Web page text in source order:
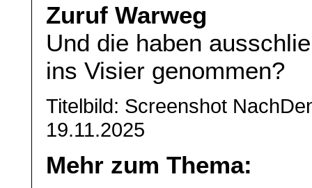
Zuruf Warweg
Und die haben
ins Visier genommen?
Titelbild: Screenshot
19.11.2025
Mehr zum Thema: